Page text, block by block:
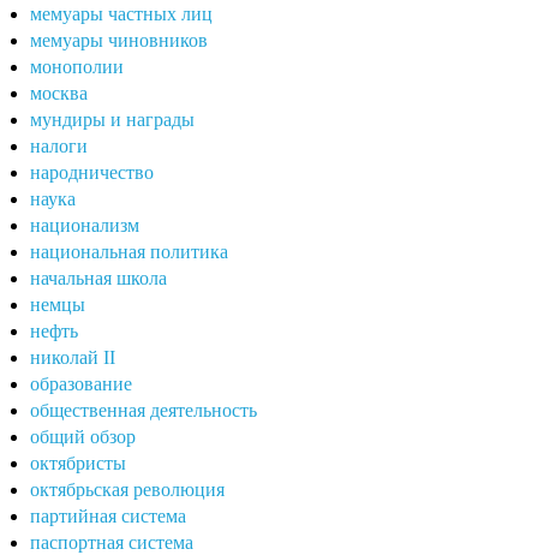
мемуары частных лиц
мемуары чиновников
монополии
москва
мундиры и награды
налоги
народничество
наука
национализм
национальная политика
начальная школа
немцы
нефть
николай II
образование
общественная деятельность
общий обзор
октябристы
октябрьская революция
партийная система
паспортная система